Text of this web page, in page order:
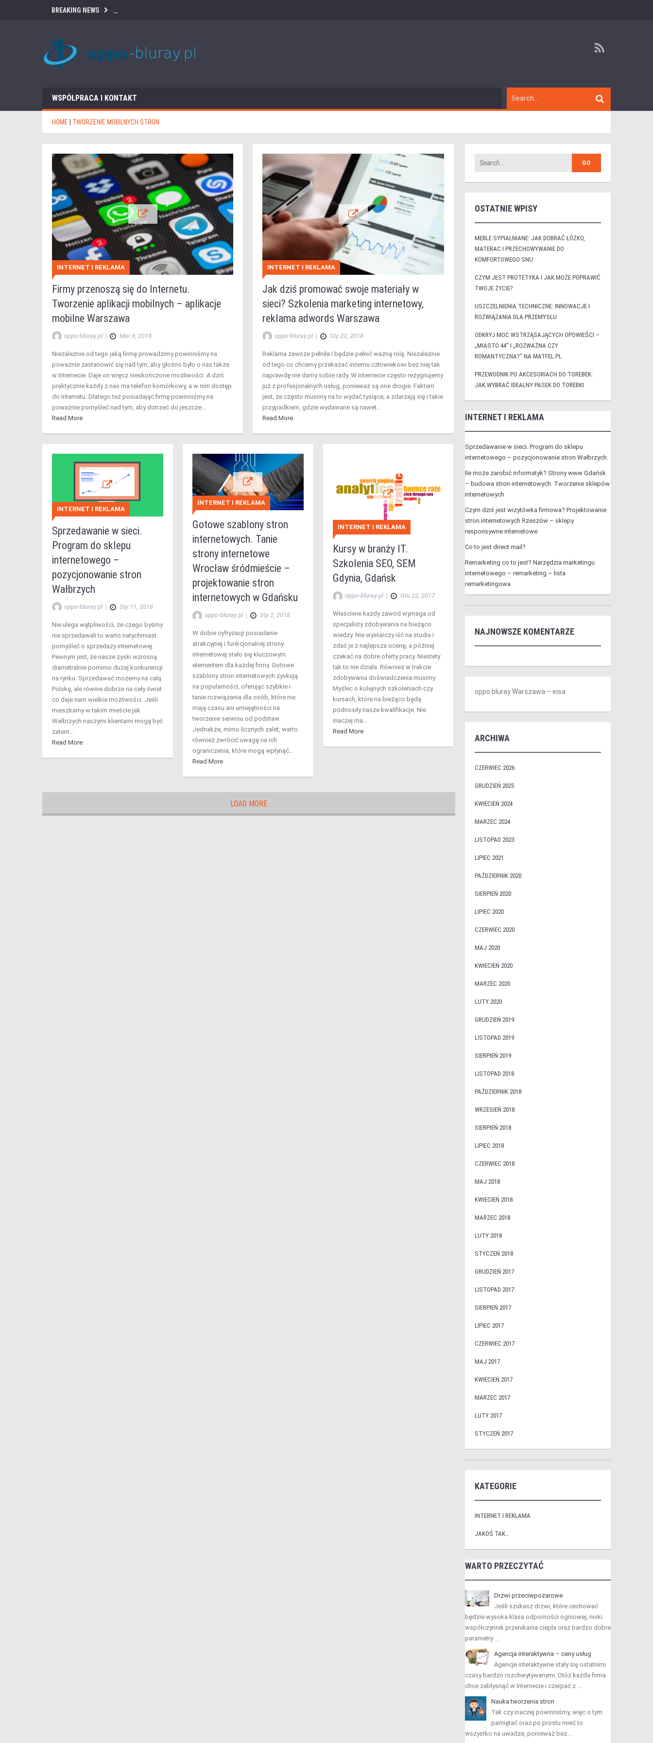
BREAKING NEWS
WSPÓŁPRACA I KONTAKT
HOME TWORZENIE MOBILNYCH STRON
INTERNET I REKLAMA
Firmy przenoszą się do Internetu.
Tworzenie aplikacji mobilnych – aplikacje
mobilne Warszawa
oppo-bluray.pl | Mar 8, 2018
Niezależnie od tego jaką firmę prowadzimy powinniśmy na
poważnie zastanowić się nad tym, aby głośno było o nas także
w Internecie. Daje on wręcz nieskończone możliwości. A dziś
praktycznie każdy z nas ma telefon komórkowy, a w nim dostęp
do Internetu. Dlatego też posiadając firmę powinniśmy na
poważnie pomyśleć nad tym, aby dotrzeć do jeszcze…
Read More
INTERNET I REKLAMA
Jak dziś promować swoje materiały w
sieci? Szkolenia marketing internetowy,
reklama adwords Warszawa
oppo-bluray.pl | Sty 22, 2018
Reklama zawsze pełniła i będzie pełnić ważną rolę. Niezależnie
od tego co chcemy przekazać innemu człowiekowi bez niej tak
naprawdę nie damy sobie rady. W Internecie często rezygnujemy
już z profesjonalnych usług, ponieważ są one drogie. Faktem
jest, że często musimy na to wydać tysiące, a zdarzają się i takie
przypadkiem, gdzie wydawane są nawet…
Read More
INTERNET I REKLAMA
Sprzedawanie w sieci.
Program do sklepu
internetowego –
pozycjonowanie stron
Wałbrzych
oppo-bluray.pl | Sty 11, 2018
Nie ulega wątpliwości, że czego byśmy
nie sprzedawali to warto natychmiast
pomyśleć o sprzedaży internetowej.
Pewnym jest, że nasze zyski wzrosną
diametralnie pomimo dużej konkurencji
na rynku. Sprzedawać możemy na całą
Polskę, ale równie dobrze na cały świat
co daje nam wielkie możliwości. Jeśli
mieszkamy w takim mieście jak
Wałbrzych naszymi klientami mogą być
zatem…
Read More
INTERNET I REKLAMA
Gotowe szablony stron
internetowych. Tanie
strony internetowe
Wrocław śródmieście –
projektowanie stron
internetowych w Gdańsku
oppo-bluray.pl| Sty 2, 2018
W dobie cyfryzacji posiadanie
atrakcyjnej i funkcjonalnej strony
internetowej stało się kluczowym
elementem dla każdej firmy. Gotowe
szablony stron internetowych zyskują
na popularności, oferując szybkie i
tanie rozwiązania dla osób, które nie
mają czasu ani umiejętności na
tworzenie serwisu od podstaw.
Jednakże, mimo licznych zalet, warto
również zwrócić uwagę na ich
ograniczenia, które mogą wpłynąć…
Read More
INTERNET I REKLAMA
Kursy w branży IT.
Szkolenia SEO, SEM
Gdynia, Gdańsk
oppo-bluray.pl| Gru 22, 2017
Właściwie każdy zawód wymaga od
specjalisty zdobywania na bieżąco
wiedzy. Nie wystarczy iść na studia i
zdać je z najlepsza ocenę, a później
czekać na dobre oferty pracy. Niestety
tak to nie działa. Również w trakcie
zdobywania doświadczenia musimy
Myślec o kolejnych szkoleniach czy
kursach, które na bieżąco będą
podnosiły nasze kwalifikacje. Nie
inaczej ma…
Read More
LOAD MORE
OSTATNIE WPISY
MEBLE SYPIALNIANE: JAK DOBRAĆ ŁÓŻKO,
MATERAC I PRZECHOWYWANIE DO
KOMFORTOWEGO SNU
CZYM JEST PROTETYKA I JAK MOŻE POPRAWIĆ
TWOJE ŻYCIE?
USZCZELNIENIA TECHNICZNE: INNOWACJE I
ROZWIĄZANIA DLA PRZEMYSŁU
ODKRYJ MOC WSTRZĄSAJĄCYCH OPOWIEŚCI –
„MIASTO 44” I „ROZWAŻNA CZY
ROMANTYCZNA?” NA MATFEL.PL
PRZEWODNIK PO AKCESORIACH DO TOREBEK:
JAK WYBRAĆ IDEALNY PASEK DO TOREBKI
INTERNET I REKLAMA
Sprzedawanie w sieci. Program do sklepu
internetowego – pozycjonowanie stron Wałbrzych
Ile może zarobić informatyk? Strony www Gdańsk
– budowa stron internetowych. Tworzenie sklepów
internetowych
Czym dziś jest wizytówka firmowa? Projektowanie
stron internetowych Rzeszów – sklepy
responsywne internetowe
Co to jest direct mail?
Remarketing co to jest? Narzędzia marketingu
internetowego – remarketing – lista
remarketingowa
NAJNOWSZE KOMENTARZE
oppo bluray Warszawa – eisa
ARCHIWA
CZERWIEC 2026
GRUDZIEŃ 2025
KWIECIEŃ 2024
MARZEC 2024
LISTOPAD 2023
LIPIEC 2021
PAŹDZIERNIK 2020
SIERPIEŃ 2020
LIPIEC 2020
CZERWIEC 2020
MAJ 2020
KWIECIEŃ 2020
MARZEC 2020
LUTY 2020
GRUDZIEŃ 2019
LISTOPAD 2019
SIERPIEŃ 2019
LISTOPAD 2018
PAŹDZIERNIK 2018
WRZESIEŃ 2018
SIERPIEŃ 2018
LIPIEC 2018
CZERWIEC 2018
MAJ 2018
KWIECIEŃ 2018
MARZEC 2018
LUTY 2018
STYCZEŃ 2018
GRUDZIEŃ 2017
LISTOPAD 2017
SIERPIEŃ 2017
LIPIEC 2017
CZERWIEC 2017
MAJ 2017
KWIECIEŃ 2017
MARZEC 2017
LUTY 2017
STYCZEŃ 2017
KATEGORIE
INTERNET I REKLAMA
JAKOŚ TAK…
WARTO PRZECZYTAĆ
Drzwi przeciwpożarowe
Jeśli szukasz drzwi, które cechować
będzie wysoka klasa odporności ogniowej, niski
współczynnik przenikania ciepła oraz bardzo dobre
parametry …
Agencja interaktywna – ceny usług
Agencje interaktywne stały się ostatnimi
czasy bardzo rozchwytywanymi. Otóż każda firma
chce zabłysnąć w Internecie i czerpać z …
Nauka tworzenia stron
Tak czy inaczej powinniśmy, więc o tym
pamiętać oraz po prostu mieć to
wszystko na uwadze, ponieważ bez …